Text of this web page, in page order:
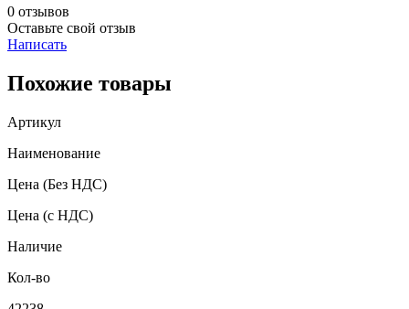
0 отзывов
Оставьте свой отзыв
Написать
Похожие товары
Артикул
Наименование
Цена (Без НДС)
Цена (с НДС)
Наличие
Кол-во